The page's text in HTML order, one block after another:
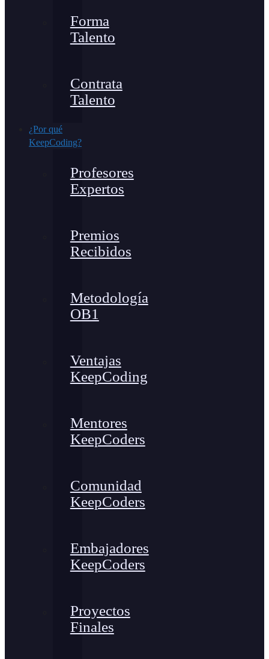
Forma
Talento
Contrata
Talento
¿Por qué
KeepCoding?
Profesores
Expertos
Premios
Recibidos
Metodología
OB1
Ventajas
KeepCoding
Mentores
KeepCoders
Comunidad
KeepCoders
Embajadores
KeepCoders
Proyectos
Finales